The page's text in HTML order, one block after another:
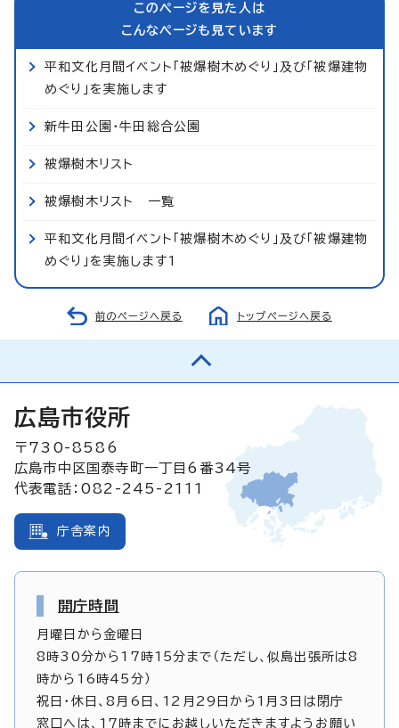
このページを見た人は
こんなページも見ています
平和文化月間イベント「被爆樹木めぐり」及び「被爆建物
めぐり」を実施します
新牛田公園・牛田総合公園
被爆樹木リスト
被爆樹木リスト 一覧
平和文化月間イベント「被爆樹木めぐり」及び「被爆建物
めぐり」を実施します1
前のページへ戻る トップページへ戻る
広島市役所
〒730-8586
広島市中区国泰寺町一丁目6番34号
代表電話：082-245-2111
庁舎案内
開庁時間
月曜日から金曜日
8時30分から17時15分まで（ただし、似島出張所は8
時から16時45分）
祝日・休日、8月6日、12月29日から1月3日は閉庁
窓口へは、17時までにお越しいただきますようお願い